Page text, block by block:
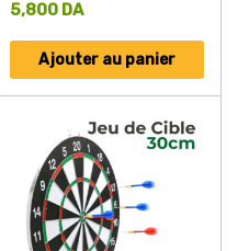
5,800 DA
Ajouter au panier